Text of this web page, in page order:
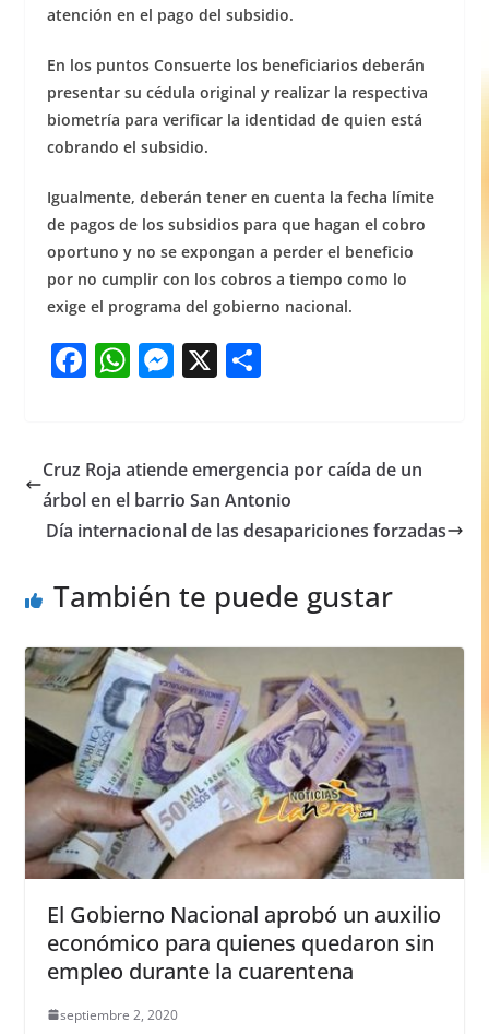
atención en el pago del subsidio.
En los puntos Consuerte los beneficiarios deberán
presentar su cédula original y realizar la respectiva
biometría para verificar la identidad de quien está
cobrando el subsidio.
Igualmente, deberán tener en cuenta la fecha límite
de pagos de los subsidios para que hagan el cobro
oportuno y no se expongan a perder el beneficio
por no cumplir con los cobros a tiempo como lo
exige el programa del gobierno nacional.
F
e
b
o
k
W
s
A
p
M
e
n
g
X S
e
Cruz Roja atiende emergencia por caída de un
árbol en el barrio San Antonio
Día internacional de las desapariciones forzadas
También te puede gustar
El Gobierno Nacional aprobó un auxilio
económico para quienes quedaron sin
empleo durante la cuarentena
septiembre 2, 2020